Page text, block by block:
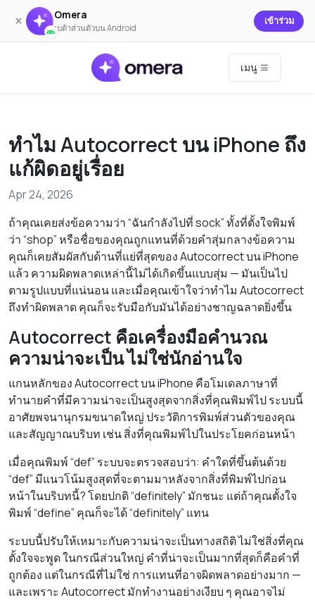
× Omera
เบต้าส่วนตัวบน Android
เข้าร่วม
เมนู
ทำไม Autocorrect บน iPhone ถึง
แก้ผิดอยู่เรื่อย
Apr 24, 2026
ถ้าคุณเคยส่งข้อความว่า “ฉันกำลังไปที่ sock” ทั้งที่ตั้งใจพิมพ์
ว่า “shop” หรือชื่อของคุณถูกแทนที่ด้วยคำสุ่มกลางข้อความ
คุณก็เคยสัมผัสกับด้านที่แย่ที่สุดของ Autocorrect บน iPhone
แล้ว ความผิดพลาดเหล่านี้ไม่ได้เกิดขึ้นแบบสุ่ม — มันเป็นไป
ตามรูปแบบที่แน่นอน และเมื่อคุณเข้าใจว่าทำไม Autocorrect
ถึงทำผิดพลาด คุณก็จะรับมือกับมันได้อย่างชาญฉลาดยิ่งขึ้น
Autocorrect คือเครื่องมือคำนวณ
ความน่าจะเป็น ไม่ใช่นักอ่านใจ
แกนหลักของ Autocorrect บน iPhone คือโมเดลภาษาที่
ทำนายคำที่มีความน่าจะเป็นสูงสุดจากสิ่งที่คุณพิมพ์ไป ระบบนี้
อาศัยพจนานุกรมขนาดใหญ่ ประวัติการพิมพ์ส่วนตัวของคุณ
และสัญญาณบริบท เช่น สิ่งที่คุณพิมพ์ไปในประโยคก่อนหน้า
เมื่อคุณพิมพ์ “def” ระบบจะตรวจสอบว่า: คำใดที่ขึ้นต้นด้วย
“def” มีแนวโน้มสูงสุดที่จะตามมาหลังจากสิ่งที่พิมพ์ไปก่อน
หน้าในบริบทนี้? โดยปกติ “definitely” มักชนะ แต่ถ้าคุณตั้งใจ
พิมพ์ “define” คุณก็จะได้ “definitely” แทน
ระบบนี้ปรับให้เหมาะกับความน่าจะเป็นทางสถิติ ไม่ใช่สิ่งที่คุณ
ตั้งใจจะพูด ในกรณีส่วนใหญ่ คำที่น่าจะเป็นมากที่สุดก็คือคำที่
ถูกต้อง แต่ในกรณีที่ไม่ใช่ การแทนที่อาจผิดพลาดอย่างมาก —
และเพราะ Autocorrect มักทำงานอย่างเงียบ ๆ คุณอาจไม่